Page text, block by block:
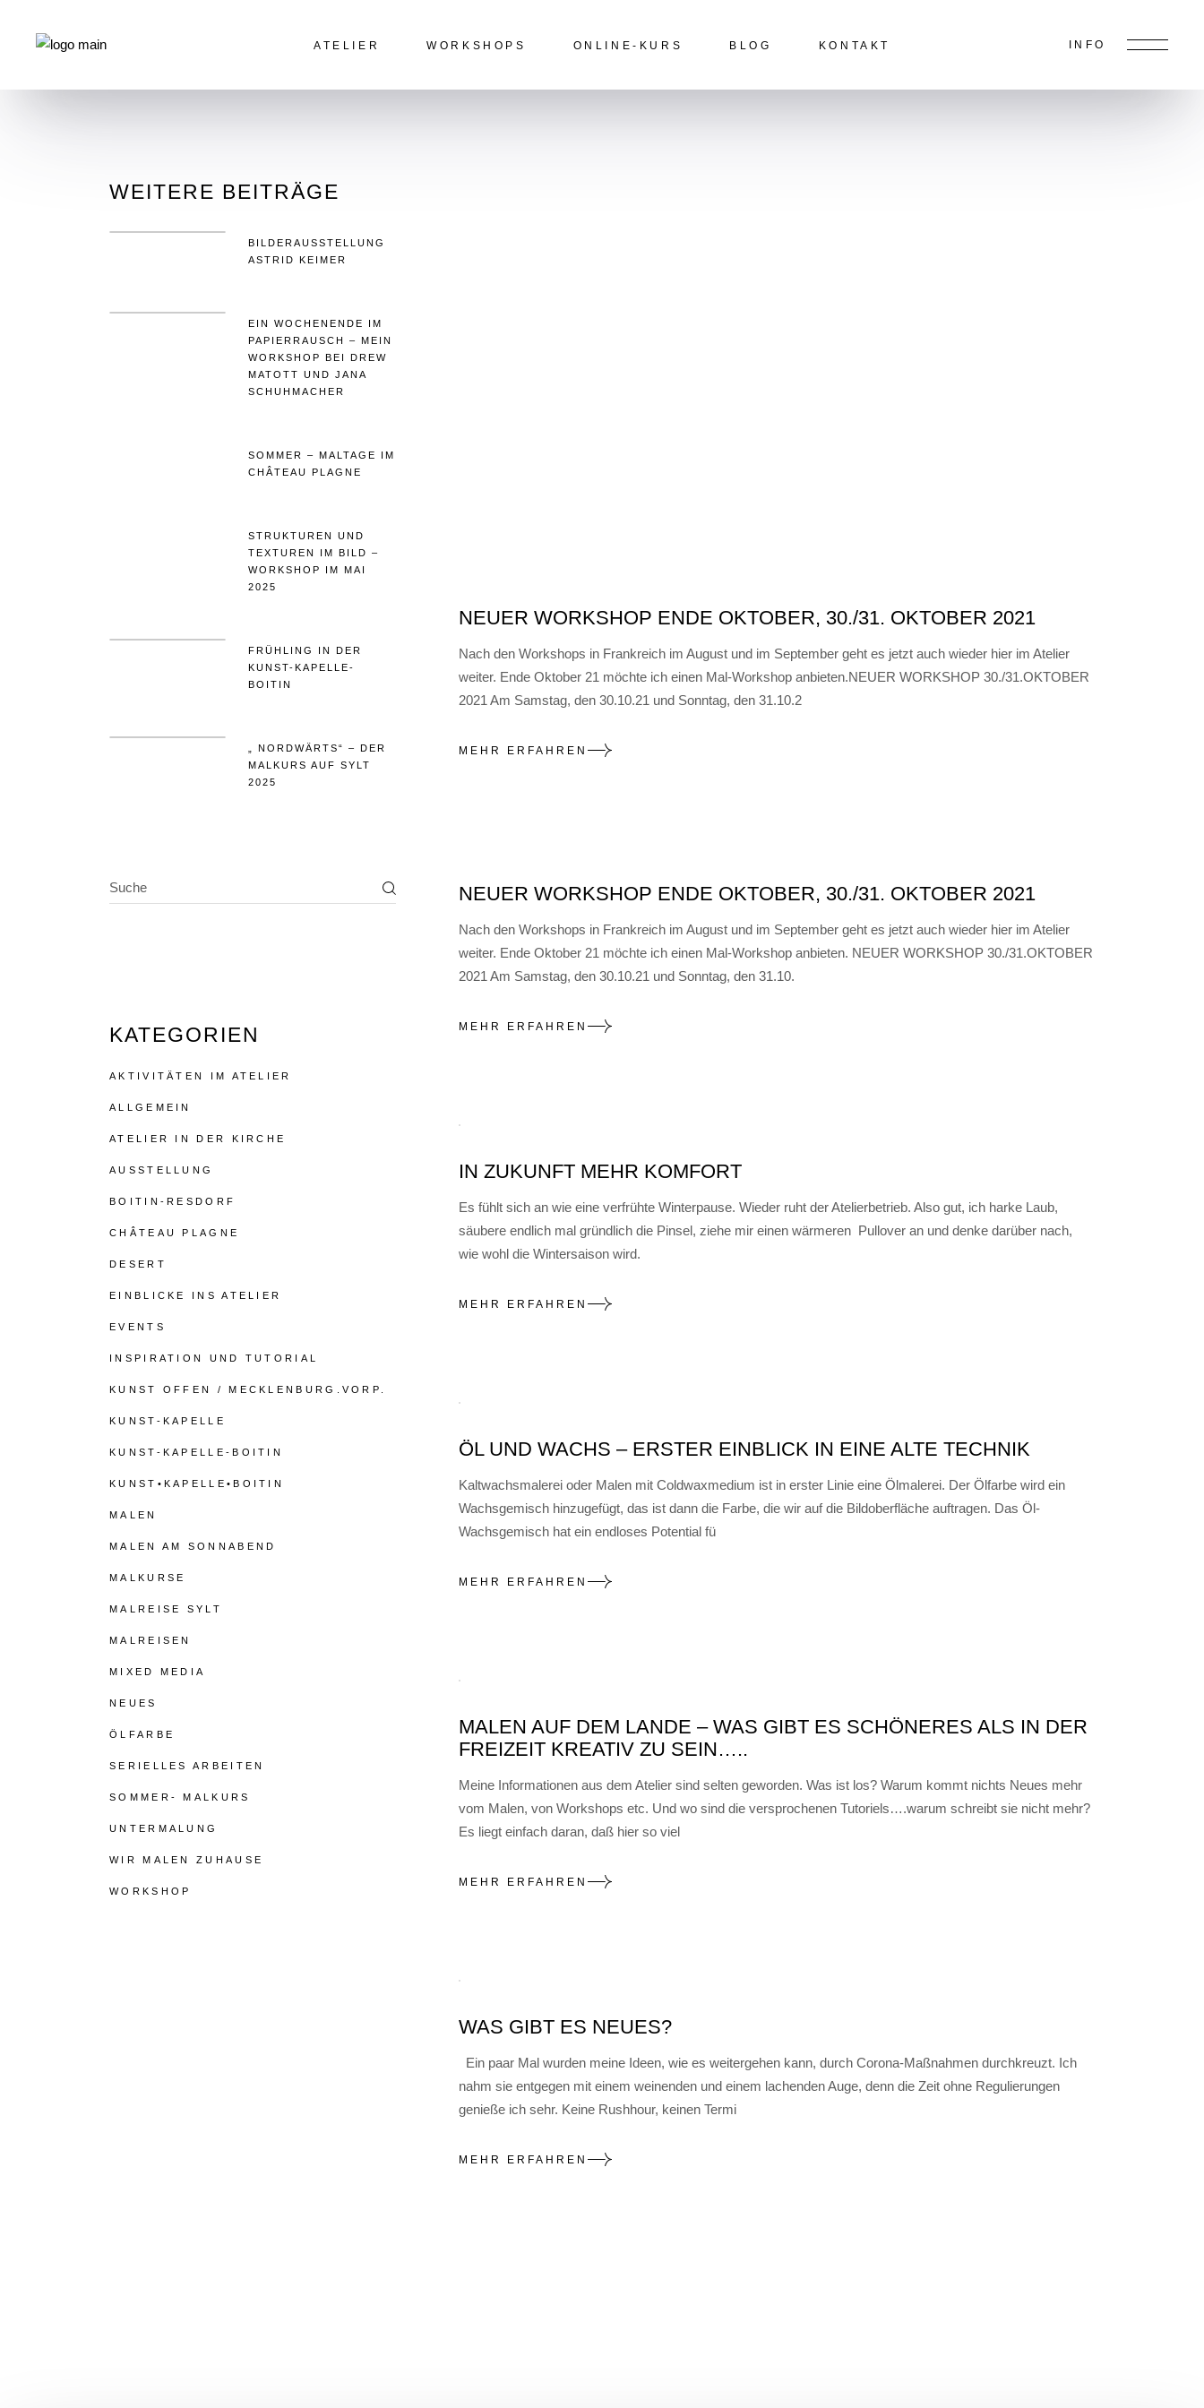
content
ATELIER
Kunst Kapelle Boitin
WORKSHOPS ONLINE-KURS BLOG KONTAKT INFO
NEUER WORKSHOP ENDE OKTOBER, 30./31. OKTOBER 2021
Nach den Workshops in Frankreich im August und im September geht es jetzt auch wieder hier im Atelier
weiter. Ende Oktober 21 möchte ich einen Mal-Workshop anbieten.NEUER WORKSHOP 30./31.OKTOBER
2021 Am Samstag, den 30.10.21 und Sonntag, den 31.10.2
MEHR ERFAHREN
NEUER WORKSHOP ENDE OKTOBER, 30./31. OKTOBER 2021
Nach den Workshops in Frankreich im August und im September geht es jetzt auch wieder hier im Atelier
weiter. Ende Oktober 21 möchte ich einen Mal-Workshop anbieten. NEUER WORKSHOP 30./31.OKTOBER
2021 Am Samstag, den 30.10.21 und Sonntag, den 31.10.
MEHR ERFAHREN
IN ZUKUNFT MEHR KOMFORT
Es fühlt sich an wie eine verfrühte Winterpause. Wieder ruht der Atelierbetrieb. Also gut, ich harke Laub,
säubere endlich mal gründlich die Pinsel, ziehe mir einen wärmeren Pullover an und denke darüber nach,
wie wohl die Wintersaison wird.
MEHR ERFAHREN
ÖL UND WACHS – ERSTER EINBLICK IN EINE ALTE TECHNIK
Kaltwachsmalerei oder Malen mit Coldwaxmedium ist in erster Linie eine Ölmalerei. Der Ölfarbe wird ein
Wachsgemisch hinzugefügt, das ist dann die Farbe, die wir auf die Bildoberfläche auftragen. Das Öl-
Wachsgemisch hat ein endloses Potential fü
MEHR ERFAHREN
MALEN AUF DEM LANDE – WAS GIBT ES SCHÖNERES ALS IN DER
FREIZEIT KREATIV ZU SEIN…..
Meine Informationen aus dem Atelier sind selten geworden. Was ist los? Warum kommt nichts Neues mehr
vom Malen, von Workshops etc. Und wo sind die versprochenen Tutoriels….warum schreibt sie nicht mehr?
Es liegt einfach daran, daß hier so viel
MEHR ERFAHREN
WAS GIBT ES NEUES?
Ein paar Mal wurden meine Ideen, wie es weitergehen kann, durch Corona-Maßnahmen durchkreuzt. Ich
nahm sie entgegen mit einem weinenden und einem lachenden Auge, denn die Zeit ohne Regulierungen
genieße ich sehr. Keine Rushhour, keinen Termi
MEHR ERFAHREN
WEITERE BEITRÄGE
BILDERAUSSTELLUNG
ASTRID KEIMER
EIN WOCHENENDE IM
PAPIERRAUSCH – MEIN
WORKSHOP BEI DREW
MATOTT UND JANA
SCHUHMACHER
SOMMER – MALTAGE IM
CHÂTEAU PLAGNE
STRUKTUREN UND
TEXTUREN IM BILD –
WORKSHOP IM MAI
2025
FRÜHLING IN DER
KUNST-KAPELLE-
BOITIN
„ NORDWÄRTS“ – DER
MALKURS AUF SYLT
2025
KATEGORIEN
AKTIVITÄTEN IM ATELIER
ALLGEMEIN
ATELIER IN DER KIRCHE
AUSSTELLUNG
BOITIN-RESDORF
CHÂTEAU PLAGNE
DESERT
EINBLICKE INS ATELIER
EVENTS
INSPIRATION UND TUTORIAL
KUNST OFFEN / MECKLENBURG.VORP.
KUNST-KAPELLE
KUNST-KAPELLE-BOITIN
KUNST•KAPELLE•BOITIN
MALEN
MALEN AM SONNABEND
MALKURSE
MALREISE SYLT
MALREISEN
MIXED MEDIA
NEUES
ÖLFARBE
SERIELLES ARBEITEN
SOMMER- MALKURS
UNTERMALUNG
WIR MALEN ZUHAUSE
WORKSHOP